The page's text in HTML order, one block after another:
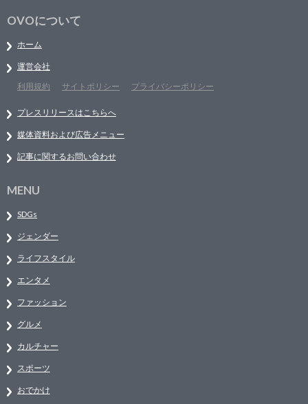
OVOについて
ホーム
運営会社
利用規約
サイトポリシー プライバシーポリシー
プレスリリースはこちらへ
媒体資料および広告メニュー
記事に関するお問い合わせ
MENU
SDGs
ジェンダー
ライフスタイル
エンタメ
ファッション
グルメ
カルチャー
スポーツ
おでかけ